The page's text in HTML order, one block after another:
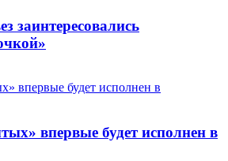
заинтересовались
впервые будет исполнен в